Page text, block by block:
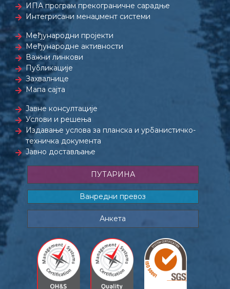
ИПА програм прекограничне сарадње
Интегрисани менаџмент системи
Међународни пројекти
Међународне активности
Важни линкови
Публикације
Захвалнице
Мапа сајта
Јавне консултације
Услови и решења
Издавање услова за планска и урбанистичко-
техничка документа
Јавно достављање
ПУТАРИНА
Ванредни превоз
Анкета